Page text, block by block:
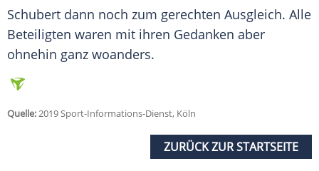
Schubert dann noch zum gerechten Ausgleich. Alle
Beteiligten waren mit ihren Gedanken aber
ohnehin ganz woanders.
Quelle:2019 Sport-Informations-Dienst, Köln
ZURÜCK ZUR STARTSEITE